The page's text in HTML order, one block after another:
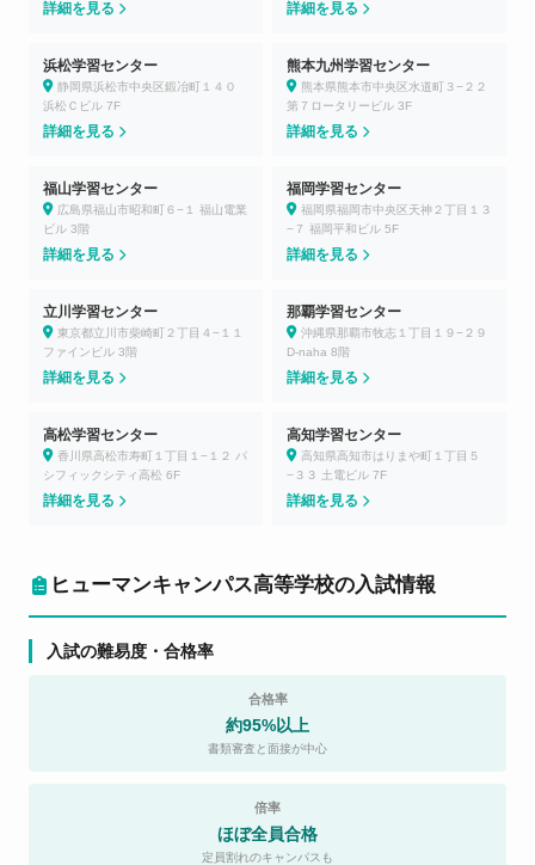
詳細を見る 詳細を見る
浜松学習センター
静岡県浜松市中央区鍛冶町１４０
浜松Ｃビル 7F
詳細を見る
熊本九州学習センター
熊本県熊本市中央区水道町３−２２
第７ロータリービル 3F
詳細を見る
福山学習センター
広島県福山市昭和町６−１ 福山電業
ビル 3階
詳細を見る
福岡学習センター
福岡県福岡市中央区天神２丁目１３
−７ 福岡平和ビル 5F
詳細を見る
立川学習センター
東京都立川市柴崎町２丁目４−１１
ファインビル 3階
詳細を見る
那覇学習センター
沖縄県那覇市牧志１丁目１９−２９
D-naha 8階
詳細を見る
高松学習センター
香川県高松市寿町１丁目１−１２ パ
シフィックシティ高松 6F
詳細を見る
高知学習センター
高知県高知市はりまや町１丁目５
−３３ 土電ビル 7F
詳細を見る
ヒューマンキャンパス高等学校の入試情報
入試の難易度・合格率
合格率
約95%以上
書類審査と面接が中心
倍率
ほぼ全員合格
定員割れのキャンパスも